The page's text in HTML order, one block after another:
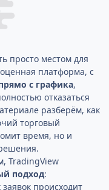
просто местом для
платформа, с
с графика,
отказаться
разберём, как
торговый
время, но и
TradingView
подход:
происходит